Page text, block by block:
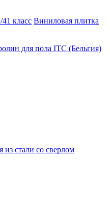
класс Виниловая плитка
для пола ITC (Бельгия)
из стали со сверлом